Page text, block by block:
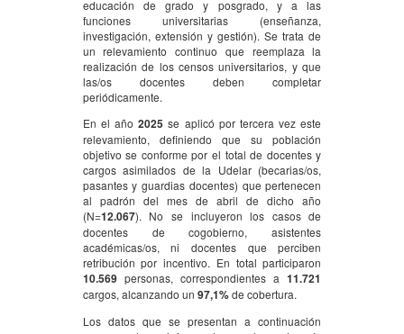
educación de grado y posgrado, y a las
funciones universitarias (enseñanza,
investigación, extensión y gestión). Se trata de
un relevamiento continuo que reemplaza la
realización de los censos universitarios, y que
las/os docentes deben completar
periódicamente.
En el año2025 se aplicó por tercera vez este
relevamiento, definiendo que su población
objetivo se conforme por el total de docentes y
cargos asimilados de la Udelar (becarias/os,
pasantes y guardias docentes) que pertenecen
al padrón del mes de abril de dicho año
(N=12.067). No se incluyeron los casos de
docentes de cogobierno, asistentes
académicas/os, ni docentes que perciben
retribución por incentivo. En total participaron
10.569personas, correspondientes a11.721
cargos, alcanzando un 97,1%de cobertura.
Los datos que se presentan a continuación